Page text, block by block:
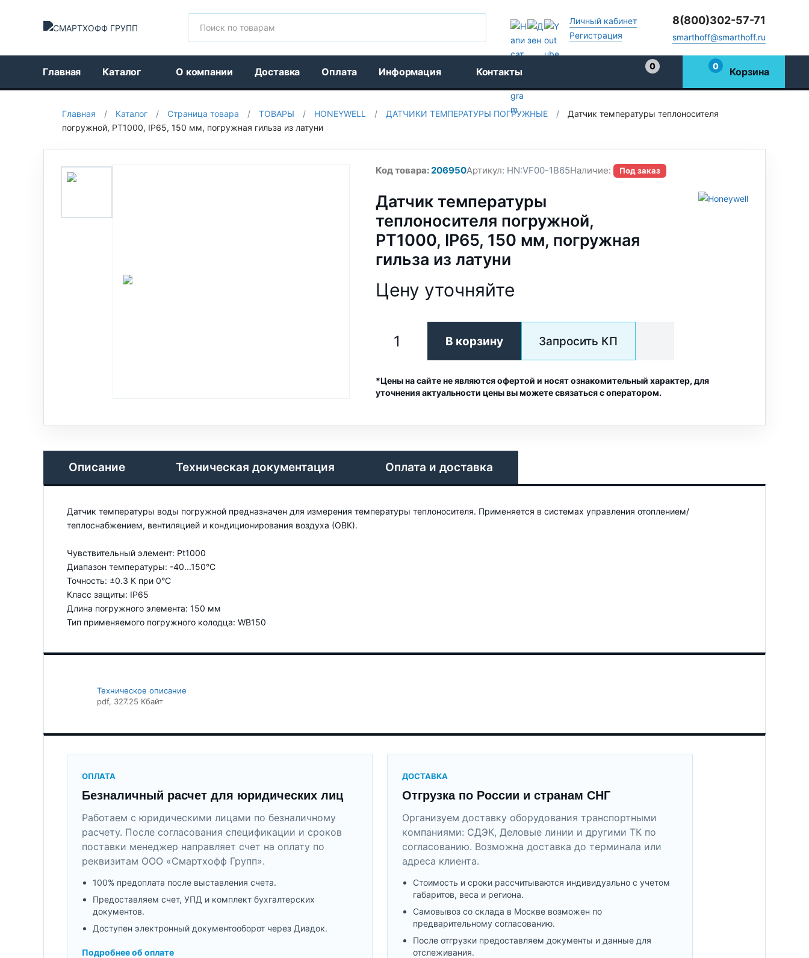
Личный кабинет
Регистрация
8(800)302-57-71
smarthoff@smarthoff.ru
Главная Каталог О компании Доставка Оплата Информация Контакты
0
0 Корзина
Главная / Каталог / Страница товара / ТОВАРЫ / HONEYWELL / ДАТЧИКИ ТЕМПЕРАТУРЫ ПОГРУЖНЫЕ /
Датчик температуры теплоносителя
погружной, PT1000, IP65, 150 мм, погружная гильза из латуни
Код товара:206950Артикул: HN:VF00-1B65Наличие: Под заказ
Датчик температуры
теплоносителя погружной,
PT1000, IP65, 150 мм, погружная
гильза из латуни
Цену уточняйте
В корзину Запросить КП
*Цены на сайте не являются офертой и носят ознакомительный характер, для
уточнения актуальности цены вы можете связаться с оператором.
Описание Техническая документация Оплата и доставка
Датчик температуры воды погружной предназначен для измерения температуры теплоносителя. Применяется в системах управления отоплением/
теплоснабжением, вентиляцией и кондиционирования воздуха (ОВК).
Чувствительный элемент: Pt1000
Диапазон температуры: -40...150°C
Точность: ±0.3 K при 0°C
Класс защиты: IP65
Длина погружного элемента: 150 мм
Тип применяемого погружного колодца: WB150
Техническое описание
pdf, 327.25 Кбайт
ОПЛАТА
Безналичный расчет для юридических лиц
Работаем с юридическими лицами по безналичному
расчету. После согласования спецификации и сроков
поставки менеджер направляет счет на оплату по
реквизитам ООО «Смартхофф Групп».
100% предоплата после выставления счета.
Предоставляем счет, УПД и комплект бухгалтерских
документов.
Доступен электронный документооборот через Диадок.
Подробнее об оплате
ДОСТАВКА
Отгрузка по России и странам СНГ
Организуем доставку оборудования транспортными
компаниями: СДЭК, Деловые линии и другими ТК по
согласованию. Возможна доставка до терминала или
адреса клиента.
Стоимость и сроки рассчитываются индивидуально с учетом
габаритов, веса и региона.
Самовывоз со склада в Москве возможен по
предварительному согласованию.
После отгрузки предоставляем документы и данные для
отслеживания.